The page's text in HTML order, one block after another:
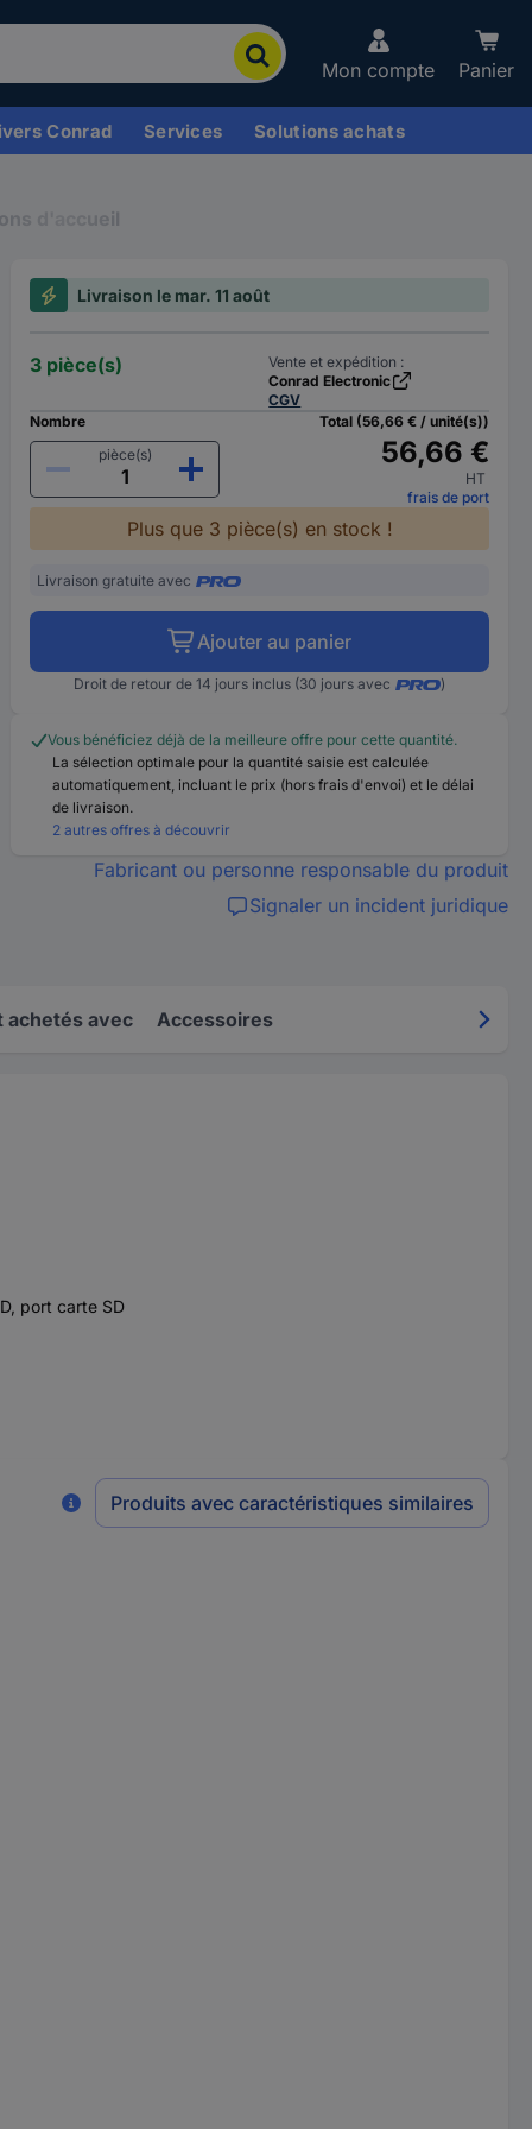
Mon compte Panier
Conrad Services Solutions achats
d'accueil
Livraison le mar. 11 août
3 pièce(s)
Vente et expédition :
Conrad Electronic
CGV
Nombre
pièce(s)
Total (56,66 € / unité(s))
56,66 €
HT
frais de port
Plus que 3 pièce(s) en stock !
Livraison gratuite avec
Ajouter au panier
Droit de retour de 14 jours inclus (30 jours avec )
Vous bénéficiez déjà de la meilleure offre pour cette quantité.
La sélection optimale pour la quantité saisie est calculée
automatiquement, incluant le prix (hors frais d'envoi) et le délai
de livraison.
2 autres offres à découvrir
Fabricant ou personne responsable du produit
Signaler un incident juridique
achetés avec Accessoires
port carte SD
Produits avec caractéristiques similaires